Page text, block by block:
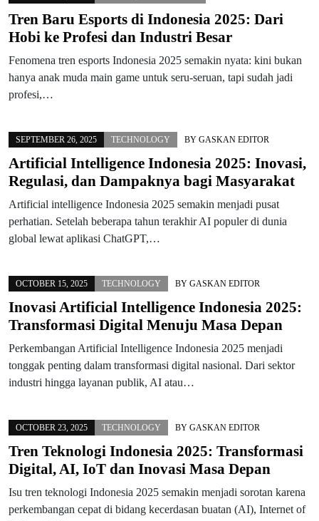
Tren Baru Esports di Indonesia 2025: Dari
Hobi ke Profesi dan Industri Besar
Fenomena tren esports Indonesia 2025 semakin nyata: kini bukan
hanya anak muda main game untuk seru-seruan, tapi sudah jadi
profesi,…
SEPTEMBER 26, 2025 TECHNOLOGY BY GASKAN EDITOR
Artificial Intelligence Indonesia 2025: Inovasi,
Regulasi, dan Dampaknya bagi Masyarakat
Artificial intelligence Indonesia 2025 semakin menjadi pusat
perhatian. Setelah beberapa tahun terakhir AI populer di dunia
global lewat aplikasi ChatGPT,…
OCTOBER 15, 2025 TECHNOLOGY BY GASKAN EDITOR
Inovasi Artificial Intelligence Indonesia 2025:
Transformasi Digital Menuju Masa Depan
Perkembangan Artificial Intelligence Indonesia 2025 menjadi
tonggak penting dalam transformasi digital nasional. Dari sektor
industri hingga layanan publik, AI atau…
OCTOBER 23, 2025 TECHNOLOGY BY GASKAN EDITOR
Tren Teknologi Indonesia 2025: Transformasi
Digital, AI, IoT dan Inovasi Masa Depan
Isu tren teknologi Indonesia 2025 semakin menjadi sorotan karena
perkembangan cepat di bidang kecerdasan buatan (AI), Internet of